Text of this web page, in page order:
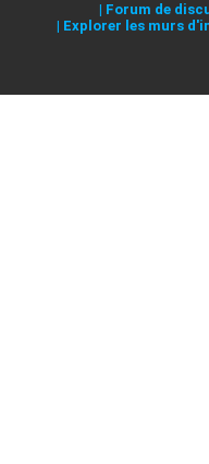
| Forum de
| Explorer les murs